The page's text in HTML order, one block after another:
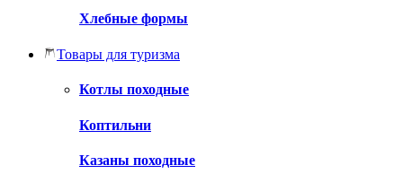
Хлебные формы
Товары для туризма
Котлы походные
Коптильни
Казаны походные